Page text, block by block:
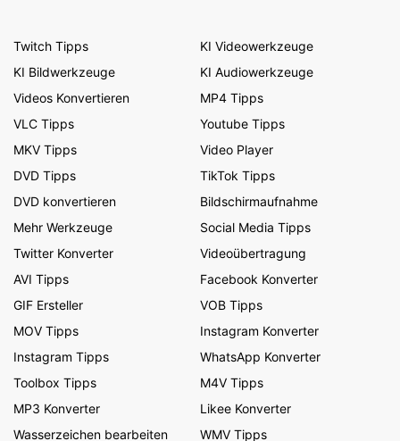
Twitch Tipps
KI Videowerkzeuge
KI Bildwerkzeuge
KI Audiowerkzeuge
Videos Konvertieren
MP4 Tipps
VLC Tipps
Youtube Tipps
MKV Tipps
Video Player
DVD Tipps
TikTok Tipps
DVD konvertieren
Bildschirmaufnahme
Mehr Werkzeuge
Social Media Tipps
Twitter Konverter
Videoübertragung
AVI Tipps
Facebook Konverter
GIF Ersteller
VOB Tipps
MOV Tipps
Instagram Konverter
Instagram Tipps
WhatsApp Konverter
Toolbox Tipps
M4V Tipps
MP3 Konverter
Likee Konverter
Wasserzeichen bearbeiten
WMV Tipps